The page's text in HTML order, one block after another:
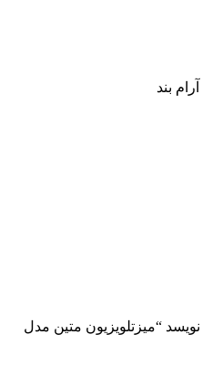
“میزتلویزیون متین مدل